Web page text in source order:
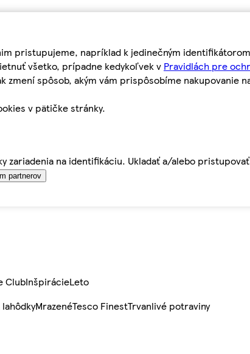
pristupujeme, napríklad k jedinečným
všetko, prípadne kedykoľvek v Pravidlách pre
spôsob, akým vám prispôsobíme nakupovanie
v pätičke stránky.
na identifikáciu. Ukladať a/alebo
partnerov
ClubInšpirácieLeto
lahôdkyMrazenéTesco FinestTrvanlivé potraviny